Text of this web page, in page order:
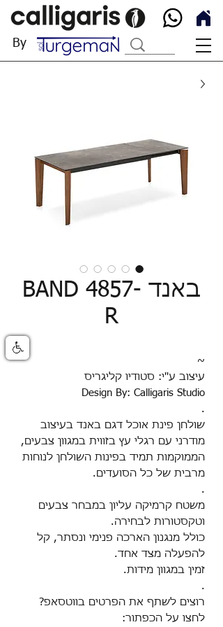
By
באנד BAND 4857-
R
~
עיצוב ע''י: סטודיו קליגריס
Design By: Calligaris Studio
.
שולחן פינת אוכל דגם באנד בעיצוב
מודרני עם רגלי עץ בזווית במגוון צבעים,
הממוקמות תמיד בפינות השולחן לנוחות
מרבית של כל הסועדים.
.
משטח קרמיקה עליון במבחר צבעים
וטקסטורות לבחירה.
כולל מנגנון הארכה פנימי ונסתר, קל
להפעלה מצד אחד.
זמין במגוון מידות.
.
רוצים לשתף את הפרטים בווטסאפ?
לחצו על הכפתור: